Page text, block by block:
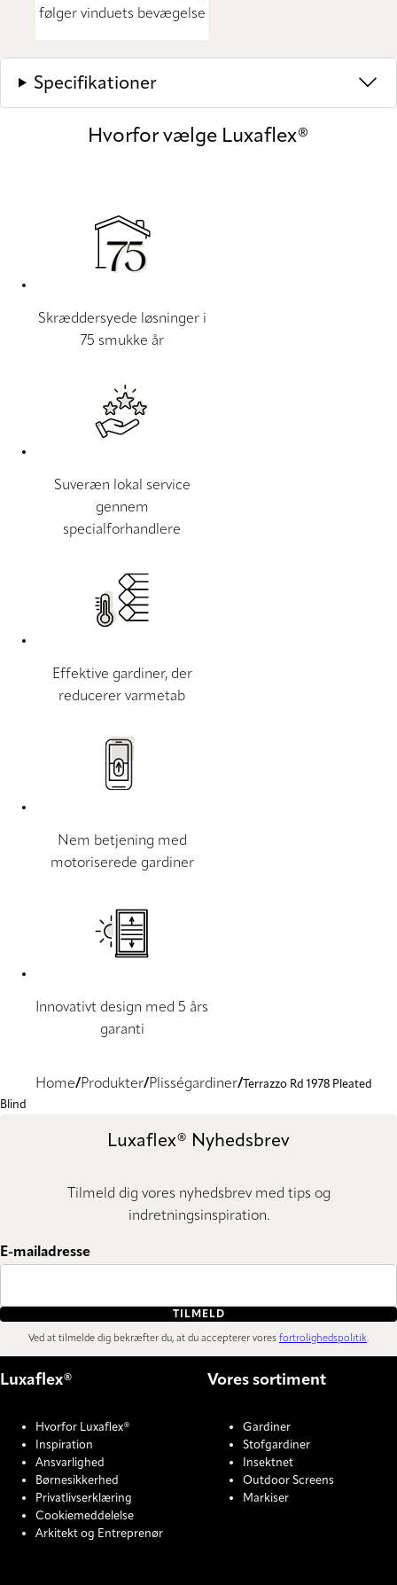
følger vinduets bevægelse
Specifikationer
Hvorfor vælge Luxaflex®
Skræddersyede løsninger i
75 smukke år
Suveræn lokal service
gennem
specialforhandlere
Effektive gardiner, der
reducerer varmetab
Nem betjening med
motoriserede gardiner
Innovativt design med 5 års
garanti
Home Produkter Plisségardiner
Terrazzo Rd 1978 Pleated
Blind
Luxaflex® Nyhedsbrev
Tilmeld dig vores nyhedsbrev med tips og
indretningsinspiration.
E-mailadresse
TILMELD
Ved at tilmelde dig bekræfter du, at du accepterer vores fortrolighedspolitik.
Luxaflex®
Hvorfor Luxaflex®
Inspiration
Ansvarlighed
Børnesikkerhed
Privatlivserklæring
Cookiemeddelelse
Arkitekt og Entreprenør
Vores sortiment
Gardiner
Stofgardiner
Insektnet
Outdoor Screens
Markiser